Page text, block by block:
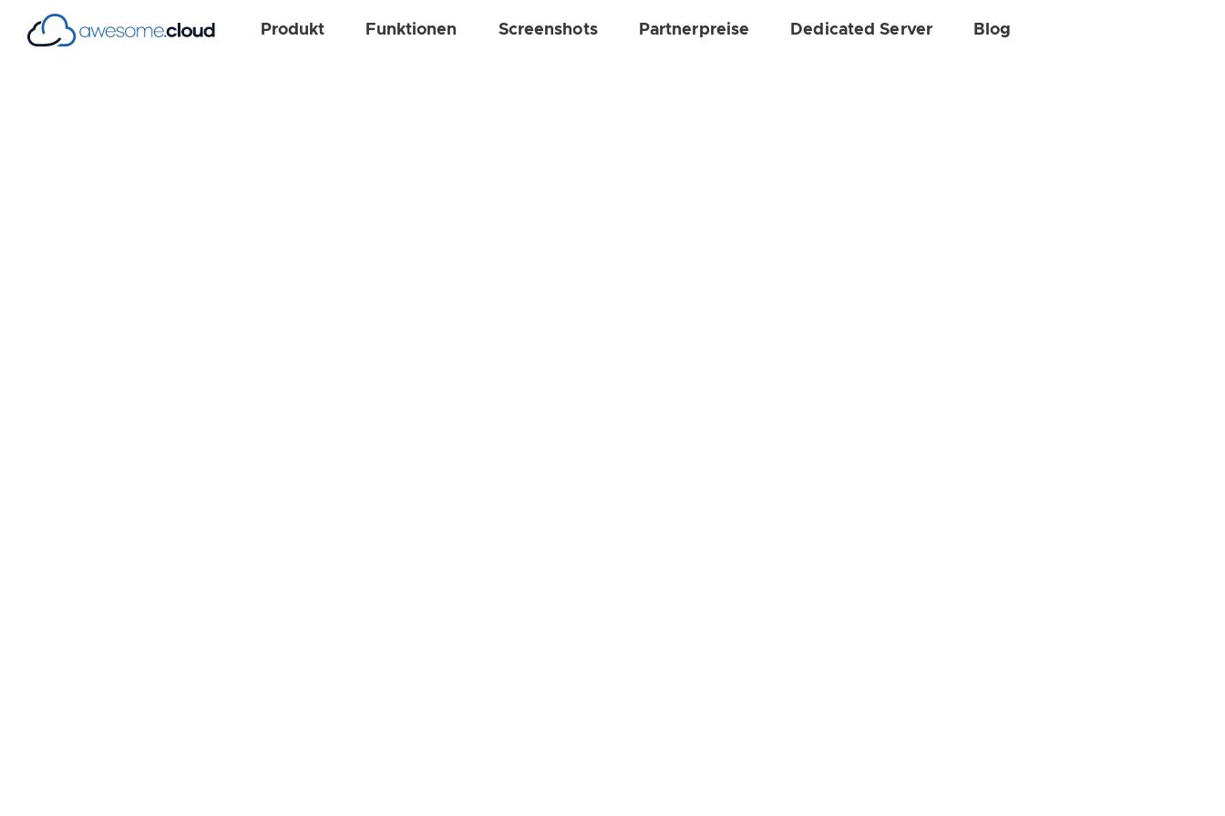
Produkt Funktionen Screenshots Partnerpreise Dedicated Server Blog